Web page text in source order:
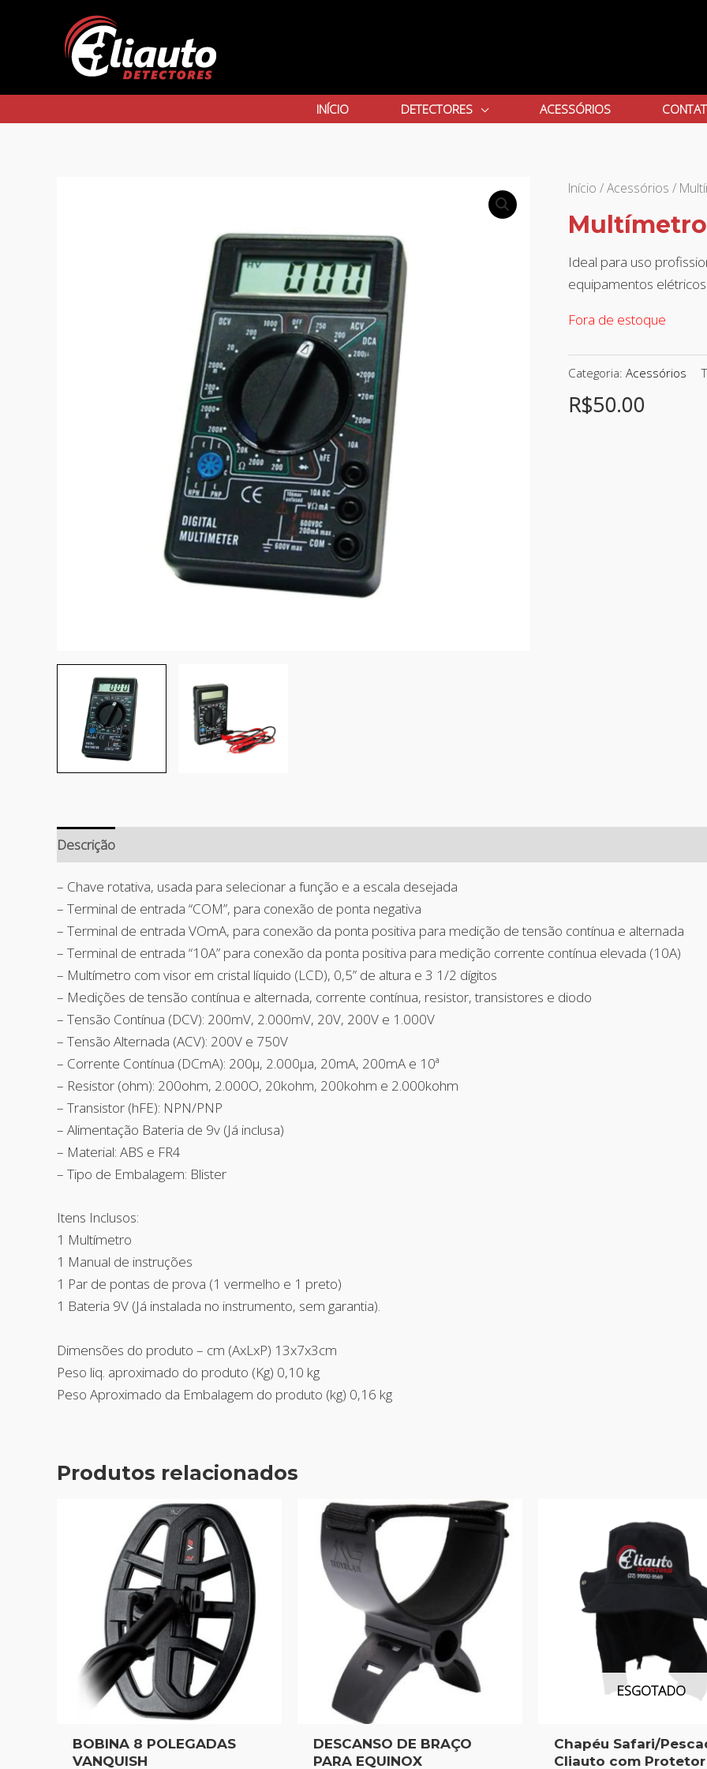
INÍCIO DETECTORES ACESSÓRIOS
Início /Acessórios /
Ideal para uso
equipamentos elétricos
Fora de estoque
Categoria: Acessórios
R$50.00
Descrição
– Chave rotativa, usada para selecionar a função e a escala desejada
– Terminal de entrada “COM”, para conexão de ponta negativa
– Terminal de entrada VOmA, para conexão da ponta positiva para medição de tensão contínua e alternada
– Terminal de entrada “10A” para conexão da ponta positiva para medição corrente contínua elevada (10A)
– Multímetro com visor em cristal líquido (LCD), 0,5” de altura e 3 1/2 dígitos
– Medições de tensão contínua e alternada, corrente contínua, resistor, transistores e diodo
– Tensão Contínua (DCV): 200mV, 2.000mV, 20V, 200V e 1.000V
– Tensão Alternada (ACV): 200V e 750V
– Corrente Contínua (DCmA): 200µ, 2.000µa, 20mA, 200mA e 10ª
– Resistor (ohm): 200ohm, 2.000O, 20kohm, 200kohm e 2.000kohm
– Transistor (hFE): NPN/PNP
– Alimentação Bateria de 9v (Já inclusa)
– Material: ABS e FR4
– Tipo de Embalagem: Blister
Itens Inclusos:
1 Multímetro
1 Manual de instruções
1 Par de pontas de prova (1 vermelho e 1 preto)
1 Bateria 9V (Já instalada no instrumento, sem garantia).
Dimensões do produto – cm (AxLxP) 13x7x3cm
Peso liq. aproximado do produto (Kg) 0,10 kg
Peso Aproximado da Embalagem do produto (kg) 0,16 kg
Produtos relacionados
BOBINA 8 POLEGADAS
VANQUISH
DESCANSO DE BRAÇO
PARA EQUINOX
ESGOTADO
Chapéu Safari/
Cliauto com Protetor